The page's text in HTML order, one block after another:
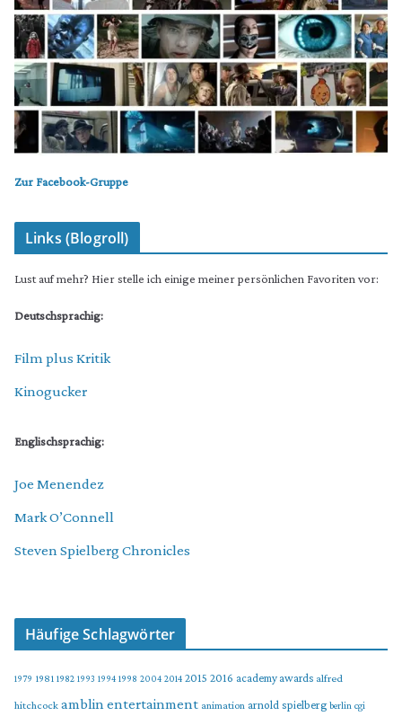
Zur Facebook-Gruppe
Links (Blogroll)
Lust auf mehr? Hier stelle ich einige meiner persönlichen Favoriten vor:
Deutschsprachig:
Film plus Kritik
Kinogucker
Englischsprachig:
Joe Menendez
Mark O’Connell
Steven Spielberg Chronicles
Häufige Schlagwörter
1979 1981 1982 1993 1994 1998 2004 2014 2015 2016 academy awards alfred
hitchcock amblin entertainment animation arnold spielberg berlin cgi